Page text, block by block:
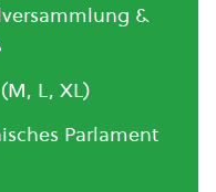
&
L, XL)
Parlament